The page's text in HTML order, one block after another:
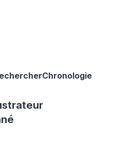
Chronologie